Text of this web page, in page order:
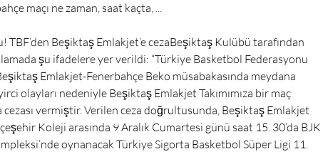
maçı ne zaman, saat kaçta, ...
TBF’den Beşiktaş Emlakjet’e cezaBeşiktaş Kulübü tarafından
şu ifadelere yer verildi: “Türkiye Basketbol Federasyonu
Emlakjet-Fenerbahçe Beko müsabakasında meydana
olayları nedeniyle Beşiktaş Emlakjet Takımımıza bir maç
cezası vermiştir. Verilen ceza doğrultusunda, Beşiktaş Emlakjet
Koleji arasında 9 Aralık Cumartesi günü saat 15. 30’da BJK
oynanacak Türkiye Sigorta Basketbol Süper Ligi 11.